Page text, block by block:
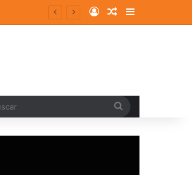
Log InRandom Article
Sidebar